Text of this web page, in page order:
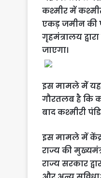
कश्मीर में
एकड़ जमीन की
गृहमंत्रालय
जाएगा।
इस मामले मेें यह
गौरतलब है कि
बाद कश्मीरी
इस मामले में
राज्य की
राज्य सरकार